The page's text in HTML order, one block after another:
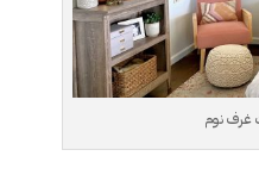
غرف نوم